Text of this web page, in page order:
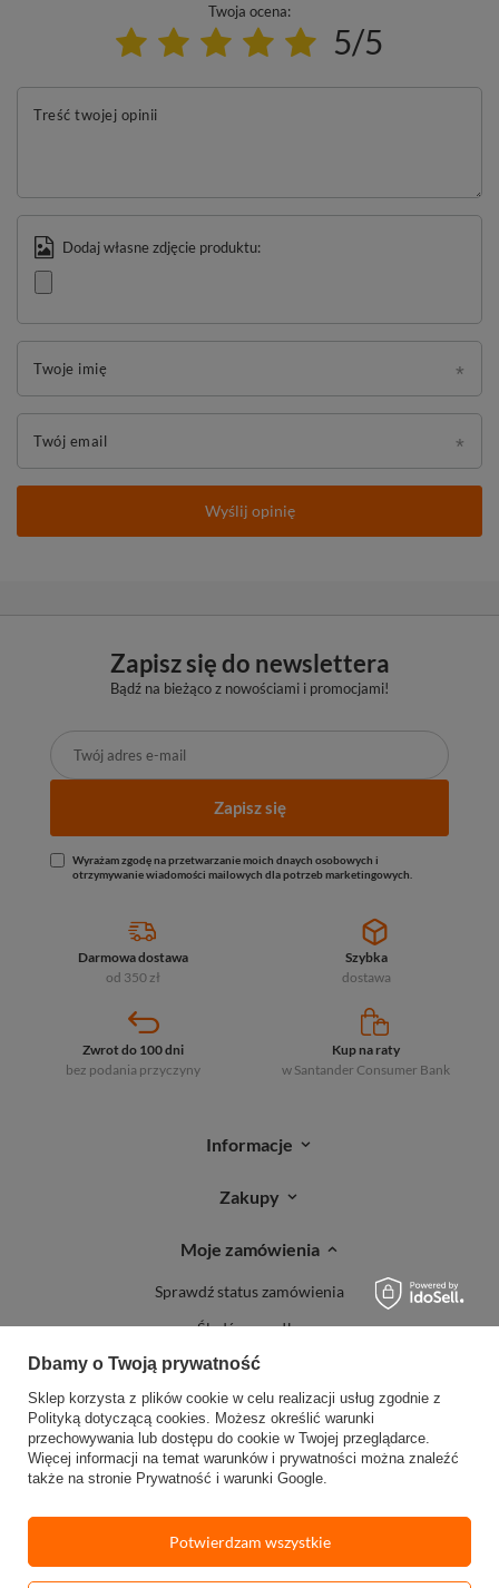
Twoja ocena:
5/5
Treść twojej opinii
Dodaj własne zdjęcie produktu:
Twoje imię
Twój email
Wyślij opinię
Zapisz się do newslettera
Bądź na bieżąco z nowościami i promocjami!
Zapisz się
Wyrażam zgodę na przetwarzanie moich dnaych osobowych i
otrzymywanie wiadomości mailowych dla potrzeb marketingowych.
Darmowa dostawa
od 350 zł
Szybka
dostawa
Zwrot do 100 dni
bez podania przyczyny
Kup na raty
w Santander Consumer Bank
Informacje
Zakupy
Moje zamówienia
Sprawdź status zamówienia
Śledź przesyłkę
Reklamacje
Zwroty
W sklepie prezentujemy ceny brutto (z VAT).Stawki VAT dla konsumentów z
Dbamy o Twoją prywatność
Sklep korzysta z plików cookie w celu realizacji usług zgodnie z
Polityką dotyczącą cookies. Możesz określić warunki
przechowywania lub dostępu do cookie w Twojej przeglądarce.
Więcej informacji na temat warunków i prywatności można znaleźć
także na stronie Prywatność i warunki Google.
Potwierdzam wszystkie